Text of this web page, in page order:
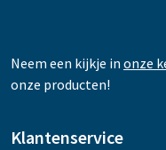
Neem een kijkje in onze
onze producten!
Klantenservice